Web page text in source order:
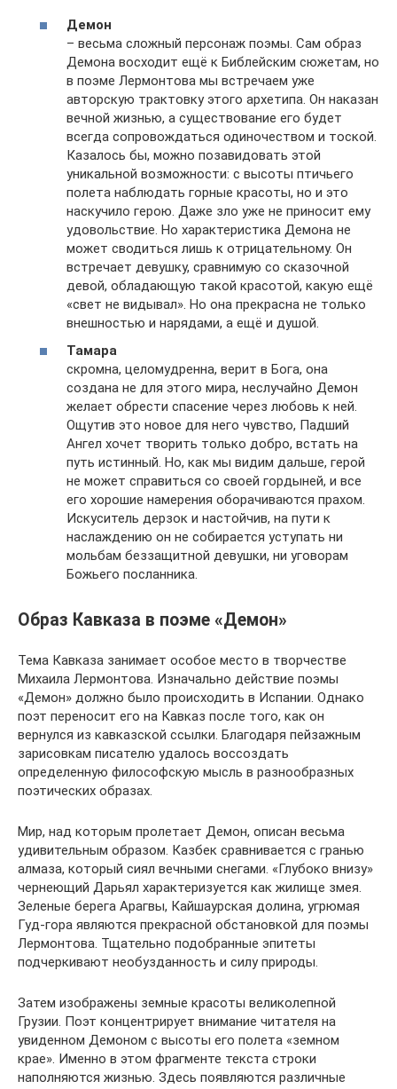
Демон
– весьма сложный персонаж поэмы. Сам образ
Демона восходит ещё к Библейским сюжетам, но
в поэме Лермонтова мы встречаем уже
авторскую трактовку этого архетипа. Он наказан
вечной жизнью, а существование его будет
всегда сопровождаться одиночеством и тоской.
Казалось бы, можно позавидовать этой
уникальной возможности: с высоты птичьего
полета наблюдать горные красоты, но и это
наскучило герою. Даже зло уже не приносит ему
удовольствие. Но характеристика Демона не
может сводиться лишь к отрицательному. Он
встречает девушку, сравнимую со сказочной
девой, обладающую такой красотой, какую ещё
«свет не видывал». Но она прекрасна не только
внешностью и нарядами, а ещё и душой.
Тамара
скромна, целомудренна, верит в Бога, она
создана не для этого мира, неслучайно Демон
желает обрести спасение через любовь к ней.
Ощутив это новое для него чувство, Падший
Ангел хочет творить только добро, встать на
путь истинный. Но, как мы видим дальше, герой
не может справиться со своей гордыней, и все
его хорошие намерения оборачиваются прахом.
Искуситель дерзок и настойчив, на пути к
наслаждению он не собирается уступать ни
мольбам беззащитной девушки, ни уговорам
Божьего посланника.
Образ Кавказа в поэме «Демон»
Тема Кавказа занимает особое место в творчестве
Михаила Лермонтова. Изначально действие поэмы
«Демон» должно было происходить в Испании. Однако
поэт переносит его на Кавказ после того, как он
вернулся из кавказской ссылки. Благодаря пейзажным
зарисовкам писателю удалось воссоздать
определенную философскую мысль в разнообразных
поэтических образах.
Мир, над которым пролетает Демон, описан весьма
удивительным образом. Казбек сравнивается с гранью
алмаза, который сиял вечными снегами. «Глубоко внизу»
чернеющий Дарьял характеризуется как жилище змея.
Зеленые берега Арагвы, Кайшаурская долина, угрюмая
Гуд-гора являются прекрасной обстановкой для поэмы
Лермонтова. Тщательно подобранные эпитеты
подчеркивают необузданность и силу природы.
Затем изображены земные красоты великолепной
Грузии. Поэт концентрирует внимание читателя на
увиденном Демоном с высоты его полета «земном
крае». Именно в этом фрагменте текста строки
наполняются жизнью. Здесь появляются различные